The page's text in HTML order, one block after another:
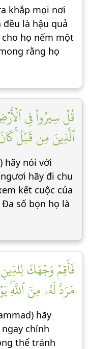
khắp mọi nơi
là hậu quả
họ nếm một
rằng họ
قُلۡ سِيرُواْ فِي
ٱلَّذِينَ مِن قَبۡلُۚ
hãy nói với
hãy đi chu
kết cuộc của
số bọn họ là
فَأَقِمۡ وَجۡهَكَ
مَرَدَّ لَهُۥ مِنَ ٱللَّهِۖ
hãy
chính
thể tránh